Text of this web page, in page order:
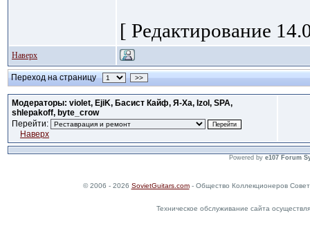
[ Редактирование
Наверх
Переход на страницу >>
Модераторы: violet, EjiK, Басист Кайф, Я-Ха, Izol, SPA,
shlepakoff, byte_crow
Перейти:
Наверх
Powered by e107 Forum
© 2006 - 2026 SovietGuitars.com- Общество Коллекционеров
Техническое обслуживание сайта